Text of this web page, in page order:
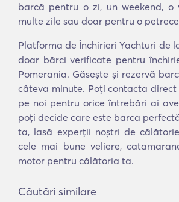
barcă pentru o zi, un weekend, o
multe zile sau doar pentru o
Platforma de Închirieri Yachturi de
doar bărci verificate pentru
Pomerania. Găsește și rezervă
câteva minute. Poți contacta
pe noi pentru orice întrebări ai
poți decide care este barca
ta, lasă experții noștri de
cele mai bune veliere,
motor pentru călătoria ta.
Căutări similare